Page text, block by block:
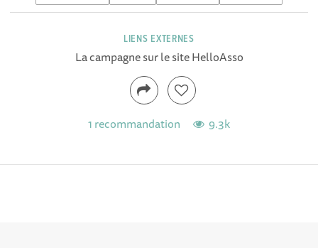
LIENS EXTERNES
La campagne sur le site HelloAsso
1 recommandation 9.3k